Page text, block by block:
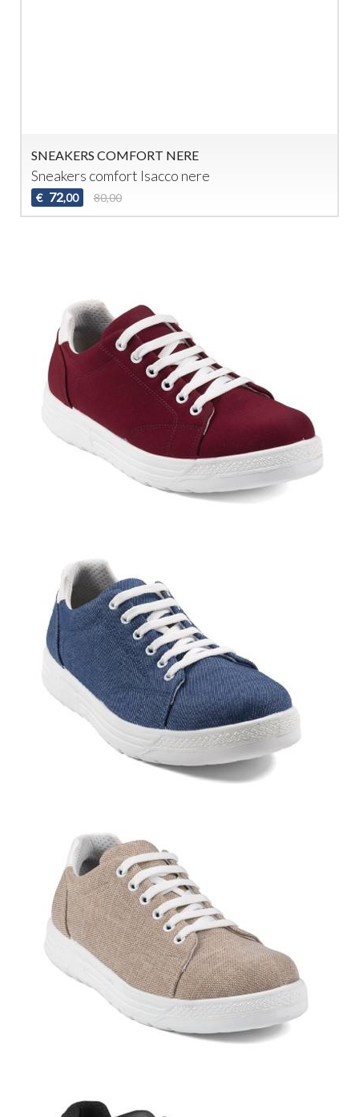
SNEAKERS COMFORT NERE
Sneakers comfort Isacco nere
€ 72,00 80,00